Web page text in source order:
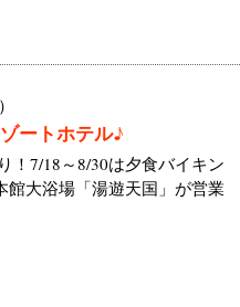
ートホテル♪
！7/18～8/30は夕食バイキン
館大浴場「湯遊天国」が営業